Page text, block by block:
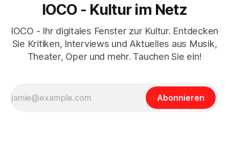
IOCO - Kultur im Netz
IOCO - Ihr digitales Fenster zur Kultur. Entdecken
Sie Kritiken, Interviews und Aktuelles aus Musik,
Theater, Oper und mehr. Tauchen Sie ein!
Abonnieren